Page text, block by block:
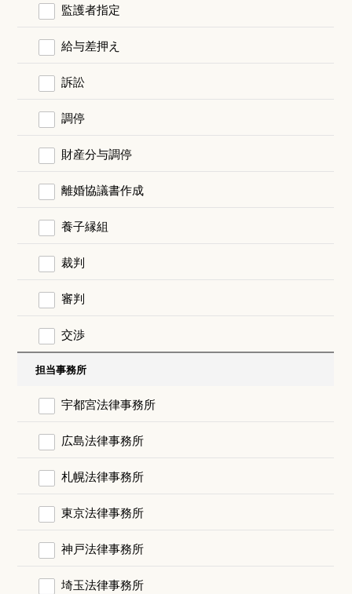
監護者指定
給与差押え
訴訟
調停
財産分与調停
離婚協議書作成
養子縁組
裁判
審判
交渉
担当事務所
宇都宮法律事務所
広島法律事務所
札幌法律事務所
東京法律事務所
神戸法律事務所
埼玉法律事務所